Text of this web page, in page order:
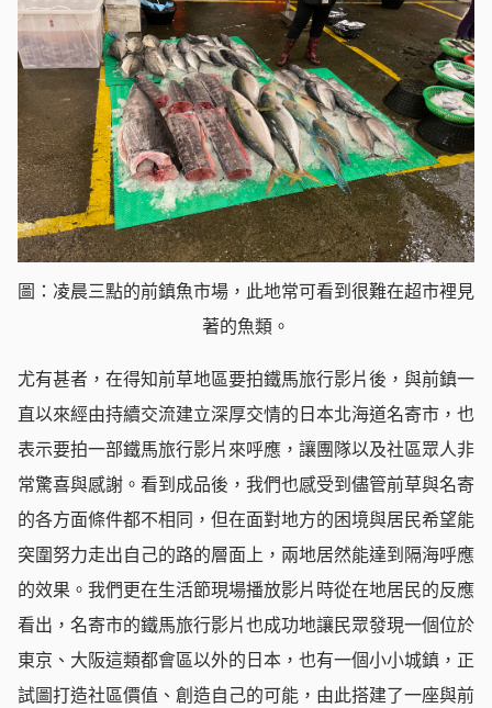
圖：凌晨三點的前鎮魚市場，此地常可看到很難在超市裡見
著的魚類。
尤有甚者，在得知前草地區要拍鐵馬旅行影片後，與前鎮一
直以來經由持續交流建立深厚交情的日本北海道名寄市，也
表示要拍一部鐵馬旅行影片來呼應，讓團隊以及社區眾人非
常驚喜與感謝。看到成品後，我們也感受到儘管前草與名寄
的各方面條件都不相同，但在面對地方的困境與居民希望能
突圍努力走出自己的路的層面上，兩地居然能達到隔海呼應
的效果。我們更在生活節現場播放影片時從在地居民的反應
看出，名寄市的鐵馬旅行影片也成功地讓民眾發現一個位於
東京、大阪這類都會區以外的日本，也有一個小小城鎮，正
試圖打造社區價值、創造自己的可能，由此搭建了一座與前